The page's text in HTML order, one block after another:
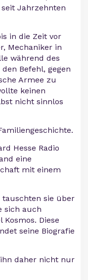
Jahrzehnten
in die Zeit vor
Mechaniker in
während des
Befehl, gegen
Armee zu
keinen
nicht sinnlos
Hesse Radio
eine
mit einem
tauschten sie über
sich auch
Diese
seine Biografie
daher nicht nur